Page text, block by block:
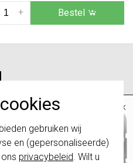
gebruiken wij
en (gepersonaliseerde)
privacybeleid. Wilt u
+ Bestel
Stores
of
×
Ze zijn